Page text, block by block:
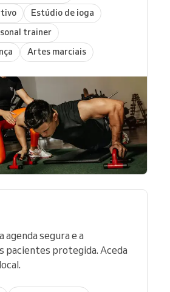
Estúdio de ioga
trainer
Artes marciais
agenda segura e a
pacientes protegida. Aceda